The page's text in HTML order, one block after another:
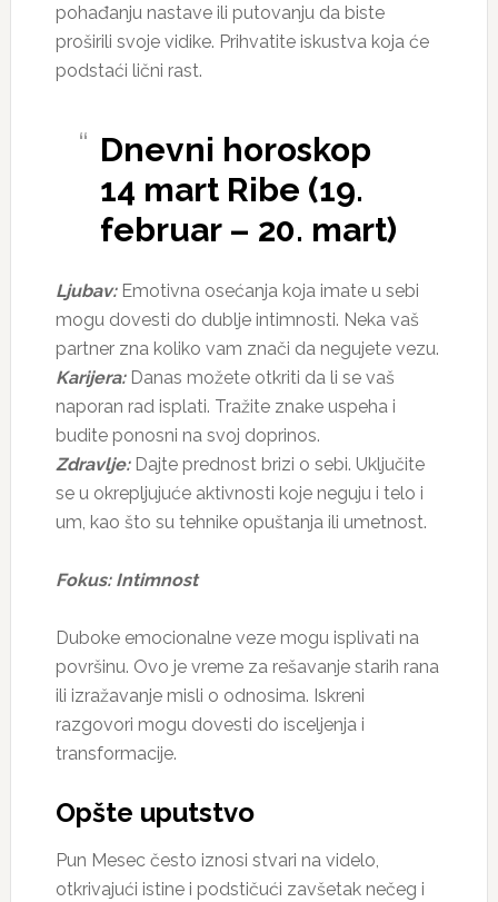
pohađanju nastave ili putovanju da biste
proširili svoje vidike. Prihvatite iskustva koja će
podstaći lični rast.
Dnevni horoskop
14 mart Ribe (19.
februar – 20. mart)
Ljubav:Emotivna osećanja koja imate u sebi
mogu dovesti do dublje intimnosti. Neka vaš
partner zna koliko vam znači da negujete vezu.
Karijera:Danas možete otkriti da li se vaš
naporan rad isplati. Tražite znake uspeha i
budite ponosni na svoj doprinos.
Zdravlje:Dajte prednost brizi o sebi. Uključite
se u okrepljujuće aktivnosti koje neguju i telo i
um, kao što su tehnike opuštanja ili umetnost.
Fokus: Intimnost
Duboke emocionalne veze mogu isplivati na
površinu. Ovo je vreme za rešavanje starih rana
ili izražavanje misli o odnosima. Iskreni
razgovori mogu dovesti do isceljenja i
transformacije.
Opšte uputstvo
Pun Mesec često iznosi stvari na videlo,
otkrivajući istine i podstičući zavšetak nečeg i